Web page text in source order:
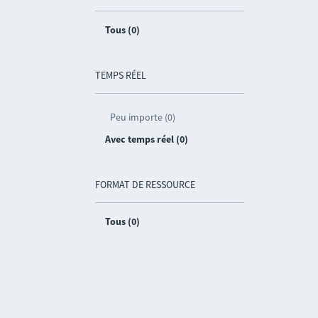
Tous (0)
TEMPS RÉEL
Peu importe (0)
Avec temps réel (0)
FORMAT DE RESSOURCE
Tous (0)